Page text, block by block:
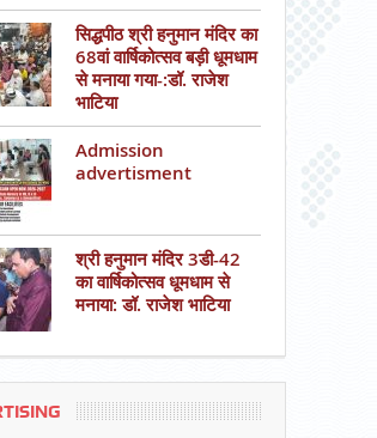
सिद्धपीठ श्री हनुमान मंदिर का
68वां वार्षिकोत्सव बड़ी धूमधाम
से मनाया गया-:डॉ. राजेश
भाटिया
Admission
advertisment
श्री हनुमान मंदिर 3डी-42
का वार्षिकोत्सव धूमधाम से
मनाया: डॉ. राजेश भाटिया